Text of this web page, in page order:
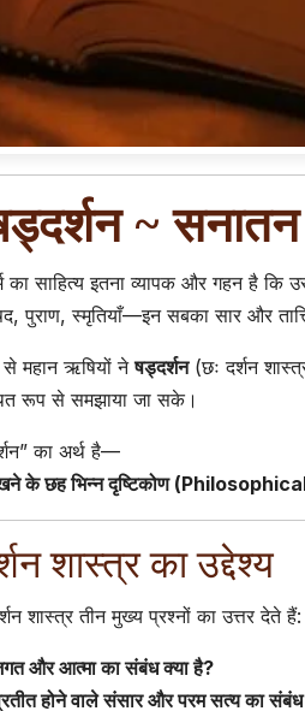
~
का साहित्य इतना व्यापक और गहन है कि
पुराण, स्मृतियाँ—इन सबका सार और
से महान ऋषियों नेषड्दर्शन(छः दर्शन
रूप से समझाया जा सके।
का अर्थ है—
के छह भिन्न दृष्टिकोण
शास्त्र का उद्देश्य
शास्त्र तीन मुख्य प्रश्नों का उत्तर देते हैं:
और आत्मा का संबंध क्या है?
होने वाले संसार और परम सत्य का